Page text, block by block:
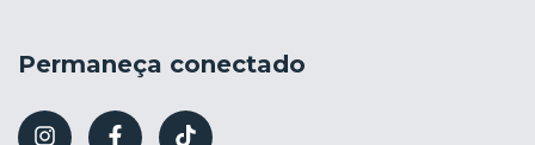
Permaneça conectado